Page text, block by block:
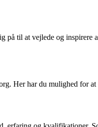
på til at vejlede og
Her har du mulighed for